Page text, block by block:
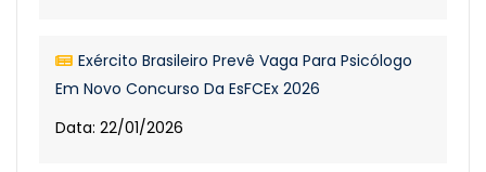
Exército Brasileiro Prevê Vaga Para Psicólogo
Em Novo Concurso Da EsFCEx 2026
Data: 22/01/2026